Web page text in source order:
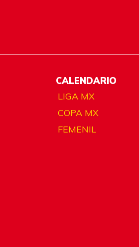
CALENDARIO
LIGA MX
COPA MX
FEMENIL